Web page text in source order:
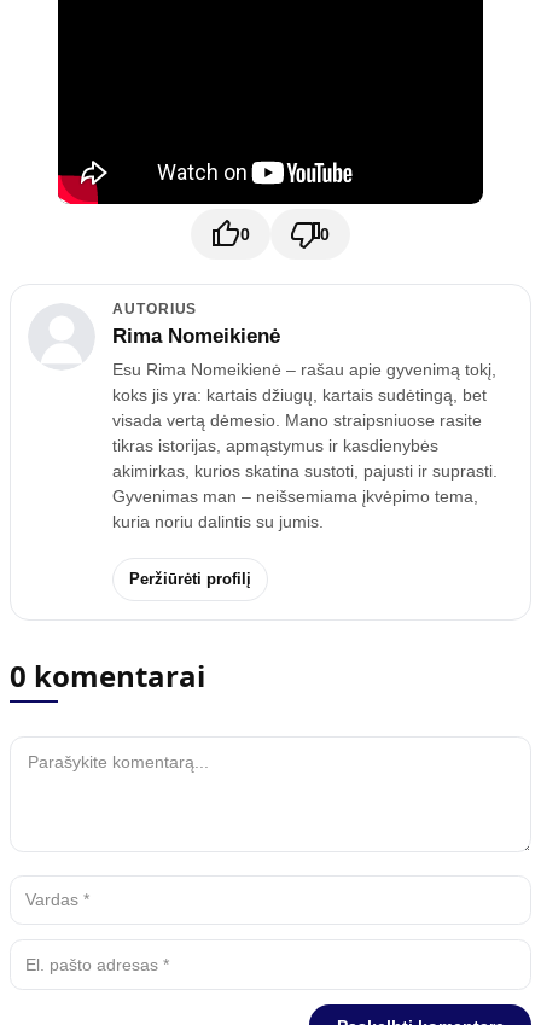
0 0
AUTORIUS
Rima Nomeikienė
Esu Rima Nomeikienė – rašau apie gyvenimą tokį,
koks jis yra: kartais džiugų, kartais sudėtingą, bet
visada vertą dėmesio. Mano straipsniuose rasite
tikras istorijas, apmąstymus ir kasdienybės
akimirkas, kurios skatina sustoti, pajusti ir suprasti.
Gyvenimas man – neišsemiama įkvėpimo tema,
kuria noriu dalintis su jumis.
Peržiūrėti profilį
0 komentarai